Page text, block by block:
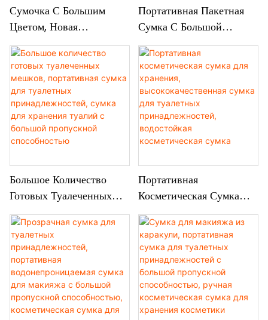
Сумочка С Большим
Цветом, Новая
Минималистская
Туристическая Сумка,
Модная Повседневная
Сумка На Плече
Портативная Пакетная
Сумка С Большой
Емкостью, Повседневная
Мешка На Плечах С
Нейлоновой Тканью,
Легкая Сумка Для
Переезда С Коротким
Дистанцией
Большое Количество
Готовых Туалеченных
Мешков, Портативная
Сумка Для Туалетных
Принадлежностей, Сумка
Для Хранения Туалий С
Большой Пропускной
Способностью
Портативная
Косметическая Сумка
Для Хранения,
Высококачественная
Сумка Для Туалетных
Принадлежностей,
Водостойкая
Косметическая Сумка